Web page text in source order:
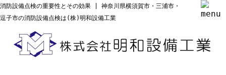
消防設備点検の重要性とその効果 | 神奈川県横須賀市・三浦市・
逗子市の消防設備点検は(株)明和設備工業